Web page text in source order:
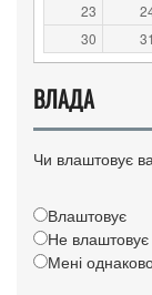
23
30
31
ВЛАДА
Чи влаштовує
Влаштовує
Не влаштовує
Мені